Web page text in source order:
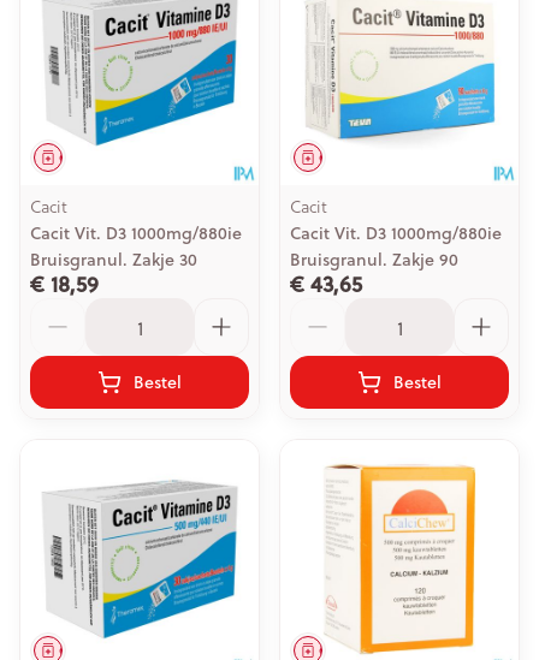
Geneesmiddel
Cacit
Cacit Vit. D3 1000mg/880ie
Bruisgranul. Zakje 30
€ 18,59
Bestel
Geneesmiddel
Cacit
Cacit Vit. D3 1000mg/880ie
Bruisgranul. Zakje 90
€ 43,65
Bestel
Geneesmiddel Geneesmiddel